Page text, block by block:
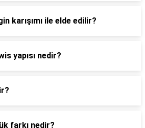
karışımı ile elde edilir?
yapısı nedir?
farkı nedir?